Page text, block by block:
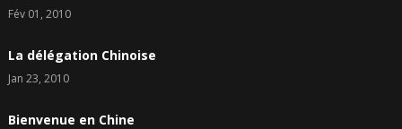
Fév 01, 2010
La délégation Chinoise
Jan 23, 2010
Bienvenue en Chine